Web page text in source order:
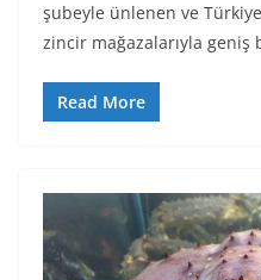
şubeyle ünlenen ve
zincir mağazalarıyla geniş
Read More